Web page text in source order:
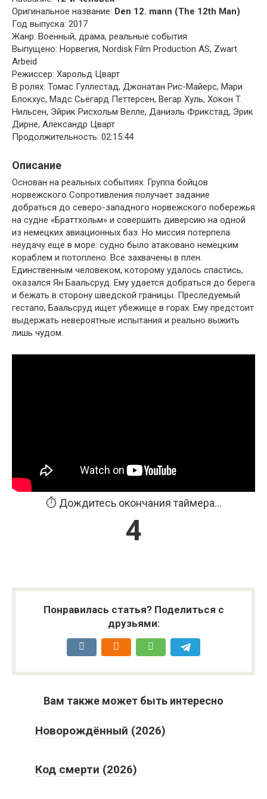
Оригинальное название: Den 12. mann (The 12th Man)
Год выпуска: 2017
Жанр: Военный, драма, реальные события
Выпущено: Норвегия, Nordisk Film Production AS, Zwart
Arbeid
Режиссер: Харольд Цварт
В ролях: Томас Гуллестад, Джонатан Рис-Майерс, Мари
Блокхус, Мадс Сьёгард Петтерсен, Вегар Хуль, Хокон Т.
Нильсен, Эйрик Рисхольм Велле, Даниэль Фрикстад, Эрик
Дирне, Александр Цварт
Продолжительность: 02:15:44
Описание
Основан на реальных событиях. Группа бойцов
норвежского Сопротивления получает задание
добраться до северо-западного норвежского побережья
на судне «Браттхольм» и совершить диверсию на одной
из немецких авиационных баз. Но миссия потерпела
неудачу еще в море: судно было атаковано немецким
кораблем и потоплено. Все захвачены в плен.
Единственным человеком, которому удалось спастись,
оказался Ян Баальсруд. Ему удается добраться до берега
и бежать в сторону шведской границы. Преследуемый
гестапо, Баальсруд ищет убежище в горах. Ему предстоит
выдержать невероятные испытания и реально выжить
лишь чудом.
⏱️ Дождитесь окончания таймера...
3
Понравилась статья? Поделиться с
друзьями:
Вам также может быть интересно
Новорождённый (2026)
Код смерти (2026)